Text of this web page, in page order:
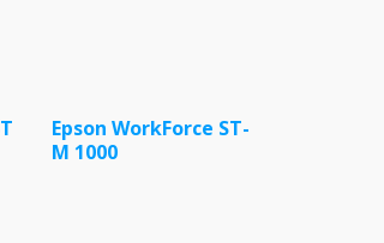
Epson WorkForce ST-
M 1000